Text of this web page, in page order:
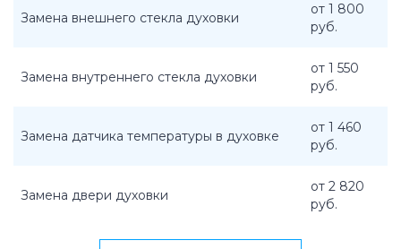
Замена внешнего стекла духовки
от 1 800
руб.
Замена внутреннего стекла духовки
от 1 550
руб.
Замена датчика температуры в духовке
от 1 460
руб.
Замена двери духовки
от 2 820
руб.